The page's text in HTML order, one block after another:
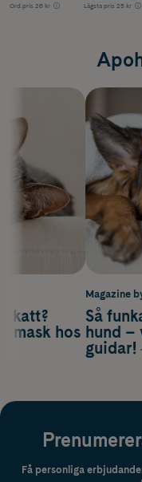
Ord.pris 26 kr Lägsta pris 25 kr
katt?
mask hos
Magazine
Så
hund –
guidar!
Få personliga